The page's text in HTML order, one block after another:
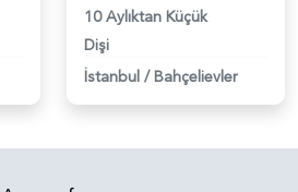
10 Aylıktan Küçük
Dişi
İstanbul / Bahçelievler